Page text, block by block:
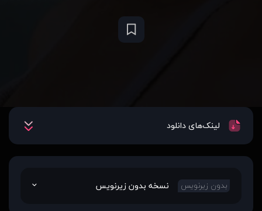
لینک‌های دانلود
بدون زیرنویس نسخه بدون زیرنویس